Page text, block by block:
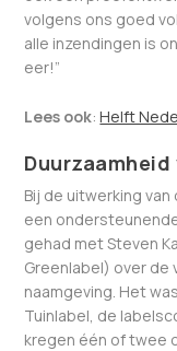
volgens ons goed
alle inzendingen is
eer!”
Lees ook:Helft
Bij de uitwerking
een
gehad met Steven
Greenlabel) over de
naamgeving. Het
Tuinlabel, de
kregen één of twee